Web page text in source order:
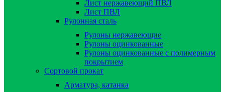
Лист нержавеющий ПВЛ
Лист ПВЛ
Рулонная сталь
Рулоны нержавеющие
Рулоны оцинкованные
Рулоны оцинкованные с полимерным
покрытием
Сортовой прокат
Арматура, катанка